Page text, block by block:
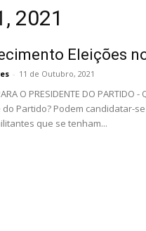
2021
Eleições
- 11 de Outubro, 2021
O PRESIDENTE DO
se a Presidente do Partido
que se tenham...